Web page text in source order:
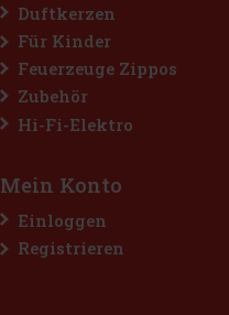
Duftkerzen
Für Kinder
Feuerzeuge Zippos
Zubehör
Hi-Fi-Elektro
Mein Konto
Einloggen
Registrieren